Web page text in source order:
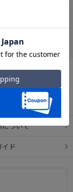
る
について
イド